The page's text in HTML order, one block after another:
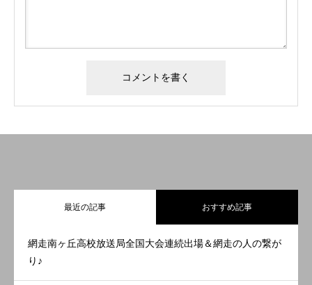
最近の記事 おすすめ記事
網走南ヶ丘高校放送局全国大会連続出場＆網走の人の繋が
り♪